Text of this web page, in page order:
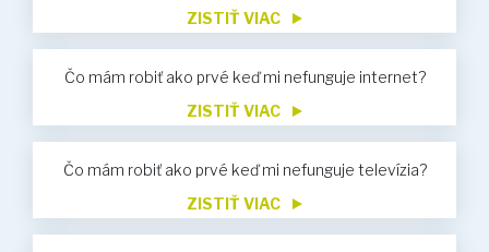
ZISTIŤ VIAC
Čo mám robiť ako prvé keď mi nefunguje internet?
ZISTIŤ VIAC
Čo mám robiť ako prvé keď mi nefunguje televízia?
ZISTIŤ VIAC